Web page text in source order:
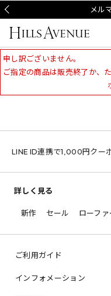
メル
申し訳ございません。
ご指定の商品は販売終了か、
LINE ID連携で1,000円クー
詳しく見る
新作 セール ローフ
ご利用ガイド
インフォメーション